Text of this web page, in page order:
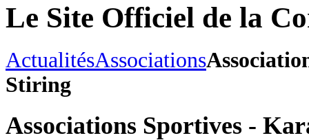
Le Site Officiel de la
ActualitésAssociations
Stiring
Associations Sportives -